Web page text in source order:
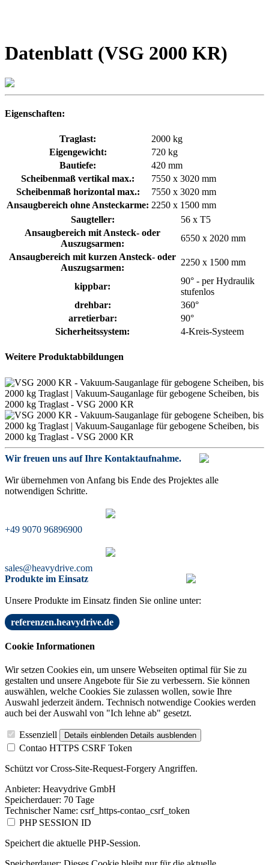
Datenblatt (VSG 2000 KR)
Eigenschaften:
Traglast:
2000 kg
Eigengewicht:
720 kg
Bautiefe:
420 mm
Scheibenmaß vertikal max.:
7550 x 3020 mm
Scheibenmaß horizontal max.:
7550 x 3020 mm
Ansaugbereich ohne Ansteckarme: 2250 x 1500 mm
Saugteller:
56 x T5
Ansaugbereich mit Ansteck- oder
Auszugsarmen:
6550 x 2020 mm
Ansaugbereich mit kurzen Ansteck- oder
Auszugsarmen:
2250 x 1500 mm
kippbar:
90° - per Hydraulik
stufenlos
drehbar:
360°
arretierbar:
90°
Sicherheitssystem:
4-Kreis-Systeem
Weitere Produktabbildungen
Wir freuen uns auf Ihre Kontaktaufnahme.
Wir übernehmen von Anfang bis Ende des Projektes alle
notwendigen Schritte.
+49 9070 96896900
sales@heavydrive.com
Produkte im Einsatz
Unsere Produkte im Einsatz finden Sie online unter:
referenzen.heavydrive.de
Cookie Informationen
Wir setzen Cookies ein, um unsere Webseiten optimal für Sie zu
gestalten und unsere Angebote für Sie zu verbessern. Sie können
auswählen, welche Cookies Sie zulassen wollen, sowie Ihre
Auswahl jederzeit ändern. Technisch notwendige Cookies werden
auch bei der Auswahl von "Ich lehne ab" gesetzt.
Essenziell Details einblenden Details ausblenden
Contao HTTPS CSRF Token
Schützt vor Cross-Site-Request-Forgery Angriffen.
Anbieter: Heavydrive GmbH
Speicherdauer: 70 Tage
Technischer Name: csrf_https-contao_csrf_token
PHP SESSION ID
Speichert die aktuelle PHP-Session.